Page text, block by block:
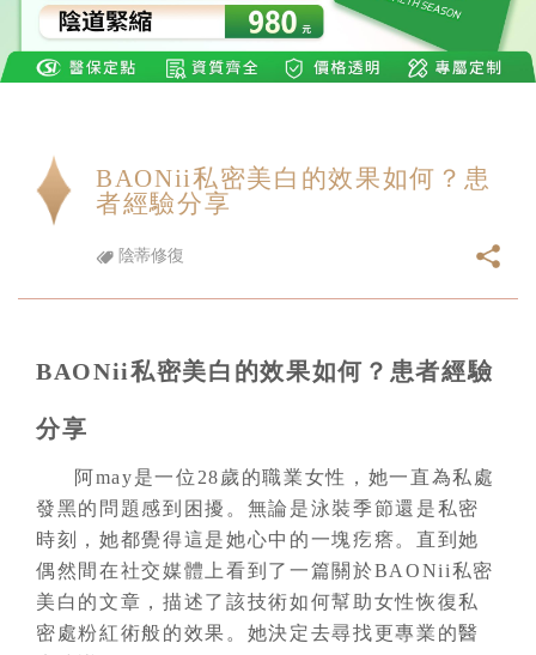
BAONii私密美白的效果如何？患
者經驗分享
陰蒂修復
BAONii私密美白的效果如何？患者經驗
分享
阿may是一位28歲的職業女性，她一直為私處
發黑的問題感到困擾。無論是泳裝季節還是私密
時刻，她都覺得這是她心中的一塊疙瘩。直到她
偶然間在社交媒體上看到了一篇關於BAONii私密
美白的文章，描述了該技術如何幫助女性恢復私
密處粉紅術般的效果。她決定去尋找更專業的醫